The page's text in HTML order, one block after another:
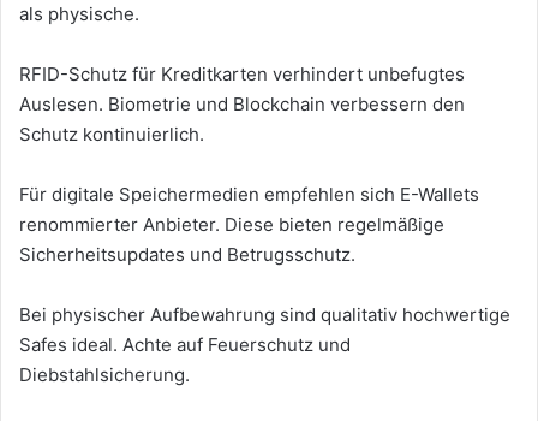
als physische.
RFID-Schutz für Kreditkarten verhindert unbefugtes
Auslesen. Biometrie und Blockchain verbessern den
Schutz kontinuierlich.
Für digitale Speichermedien empfehlen sich E-Wallets
renommierter Anbieter. Diese bieten regelmäßige
Sicherheitsupdates und Betrugsschutz.
Bei physischer Aufbewahrung sind qualitativ hochwertige
Safes ideal. Achte auf Feuerschutz und
Diebstahlsicherung.